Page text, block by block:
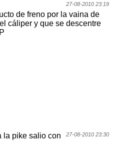
27-08-2010 23:19
de freno por la vaina de
cáliper y que se descentre
27-08-2010 23:30
la pike salio con